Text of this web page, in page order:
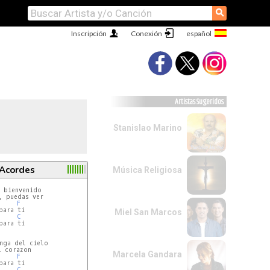
⚲
Conexión
Inscripción
puedas ver
F
para ti
C
para ti
del cielo
corazon
F
para ti
Artistas Sugeridos
Stanislao Marino
Música Religiosa
Miel San Marcos
Marcela Gandara